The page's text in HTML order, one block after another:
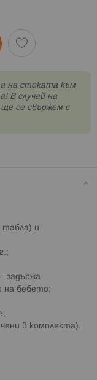
на стоката към
В случай на
се свържем с
табла) и
задържа
на бебето;
в комплекта).